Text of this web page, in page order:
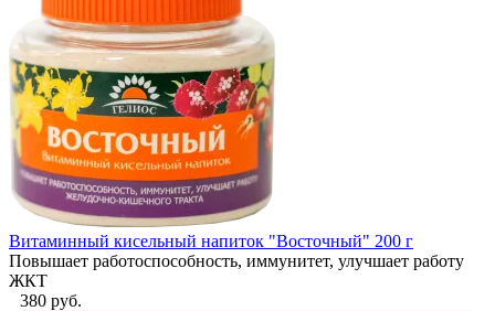
Витаминный кисельный напиток "Восточный" 200 г
Повышает работоспособность, иммунитет, улучшает работу
ЖКТ
380 руб.